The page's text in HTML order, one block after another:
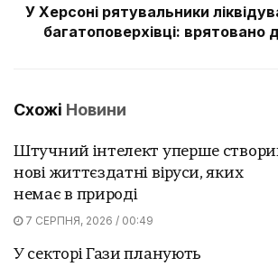
У Херсоні рятувальники
багатоповерхівці: врятовано
Схожі Новини
Штучний інтелект уперше
нові життєздатні віруси, яких
немає в природі
7 СЕРПНЯ, 2026 / 00:49
У секторі Гази планують